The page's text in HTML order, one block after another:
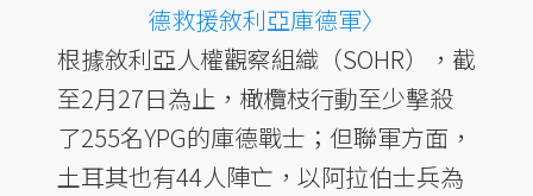
德救援敘利亞庫德軍〉
根據敘利亞人權觀察組織（SOHR），截
至2月27日為止，橄欖枝行動至少擊殺
了255名YPG的庫德戰士；但聯軍方面，
土耳其也有44人陣亡，以阿拉伯士兵為